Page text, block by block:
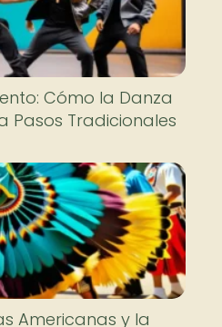
Cómo la Danza
Pasos Tradicionales
Americanas y la